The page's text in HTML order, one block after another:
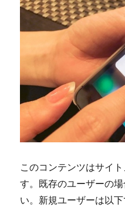
このコンテンツはサイ
す。既存のユーザーの
い。新規ユーザーは以下